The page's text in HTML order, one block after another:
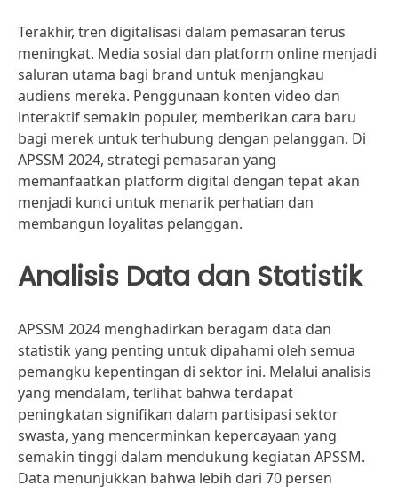
Terakhir, tren digitalisasi dalam pemasaran terus
meningkat. Media sosial dan platform online menjadi
saluran utama bagi brand untuk menjangkau
audiens mereka. Penggunaan konten video dan
interaktif semakin populer, memberikan cara baru
bagi merek untuk terhubung dengan pelanggan. Di
APSSM 2024, strategi pemasaran yang
memanfaatkan platform digital dengan tepat akan
menjadi kunci untuk menarik perhatian dan
membangun loyalitas pelanggan.
Analisis Data dan Statistik
APSSM 2024 menghadirkan beragam data dan
statistik yang penting untuk dipahami oleh semua
pemangku kepentingan di sektor ini. Melalui analisis
yang mendalam, terlihat bahwa terdapat
peningkatan signifikan dalam partisipasi sektor
swasta, yang mencerminkan kepercayaan yang
semakin tinggi dalam mendukung kegiatan APSSM.
Data menunjukkan bahwa lebih dari 70 persen